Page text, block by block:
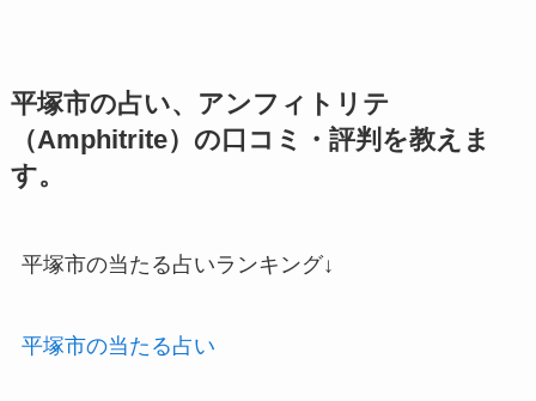
平塚市の占い、アンフィトリテ
（Amphitrite）の口コミ・評判を教えま
す。
平塚市の当たる占いランキング↓
平塚市の当たる占い